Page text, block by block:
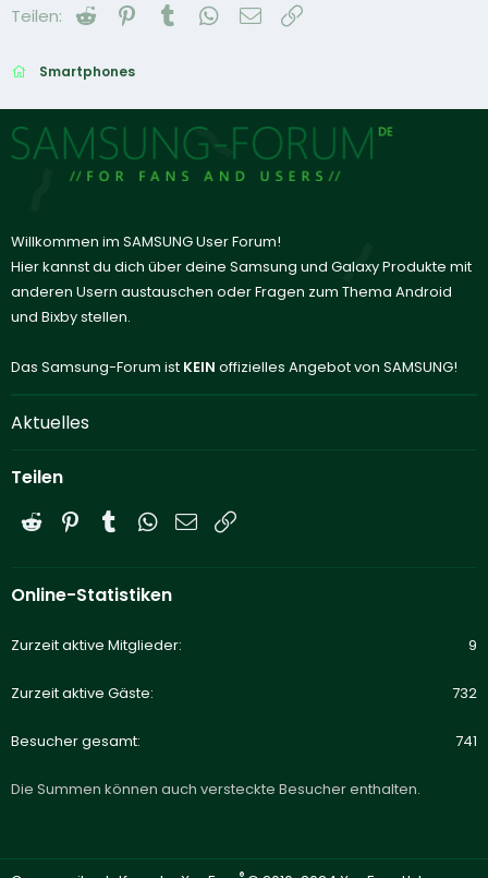
Teilen: Reddit Pinterest
Tumblr WhatsApp
E-Mail
Smartphones
Willkommen im SAMSUNG User Forum!
Hier kannst du dich über deine Samsung und Galaxy Produkte mit
anderen Usern austauschen oder Fragen zum Thema Android
und Bixby stellen.
Das Samsung-Forum ist KEIN offizielles Angebot von SAMSUNG!
Aktuelles
Teilen
Reddit PinterestTumblrWhatsApp
E-Mail
Online-Statistiken
Zurzeit aktive Mitglieder 9
Zurzeit aktive Gäste 732
Besucher gesamt 741
Die Summen können auch versteckte Besucher enthalten.